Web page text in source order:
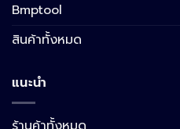
Bmptool
สินค้าทั้งหมด
แนะนำ